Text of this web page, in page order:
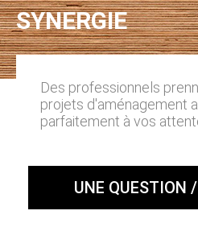
SYNERGIE
Des professionnels
projets d'aménagement
parfaitement à vos
UNE QUESTION